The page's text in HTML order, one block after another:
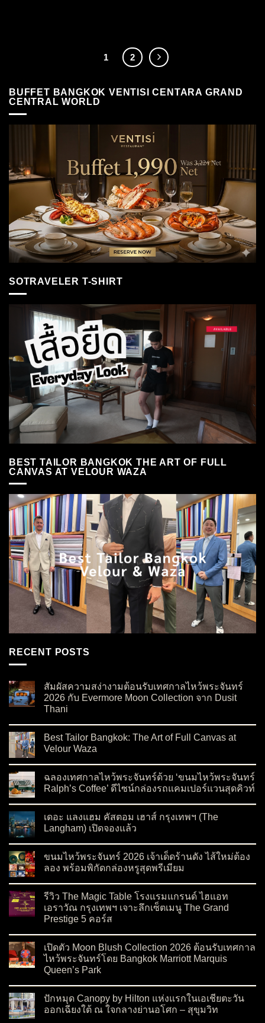
1 2
BUFFET BANGKOK VENTISI CENTARA GRAND
CENTRAL WORLD
SOTRAVELER T-SHIRT
BEST TAILOR BANGKOK THE ART OF FULL
CANVAS AT VELOUR WAZA
RECENT POSTS
สัมผัสความสง่างามต้อนรับเทศกาลไหว้พระจันทร์
2026 กับ Evermore Moon Collection จาก Dusit
Thani
Best Tailor Bangkok: The Art of Full Canvas at
Velour Waza
ฉลองเทศกาลไหว้พระจันทร์ด้วย ‘ขนมไหว้พระจันทร์
Ralph’s Coffee’ ดีไซน์กล่องรถแคมเปอร์แวนสุดคิวท์
เดอะ แลงแฮม คัสตอม เฮาส์ กรุงเทพฯ (The
Langham) เปิดจองแล้ว
ขนมไหว้พระจันทร์ 2026 เจ้าเด็ดร้านดัง ไส้ใหม่ต้อง
ลอง พร้อมพิกัดกล่องหรูสุดพรีเมียม
รีวิว The Magic Table โรงแรมแกรนด์ ไฮแอท
เอราวัณ กรุงเทพฯ เจาะลึกเซ็ตเมนู The Grand
Prestige 5 คอร์ส
เปิดตัว Moon Blush Collection 2026 ต้อนรับเทศกาล
ไหว้พระจันทร์โดย Bangkok Marriott Marquis
Queen’s Park
ปักหมุด Canopy by Hilton แห่งแรกในเอเชียตะวัน
ออกเฉียงใต้ ณ ใจกลางย่านอโศก – สุขุมวิท